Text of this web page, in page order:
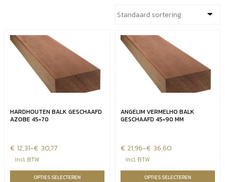
HARDHOUTEN BALK GESCHAAFD
AZOBE 45×70
€ 12,31-€ 30,77
Prijsklasse:
€12,31
tot
incl. BTW
OPTIES SELECTEREN
ANGELIM VERMELHO BALK
GESCHAAFD 45×90 MM
€ 21,96-€ 36,60
Prijsklasse:
€21,96
tot
incl. BTW
OPTIES SELECTEREN